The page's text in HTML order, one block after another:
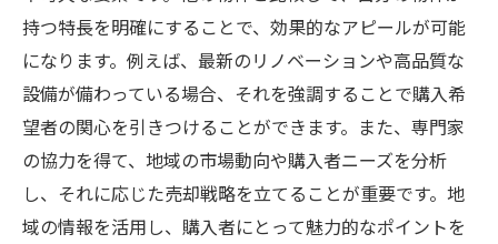
持つ特長を明確にすることで、効果的なアピールが可能
になります。例えば、最新のリノベーションや高品質な
設備が備わっている場合、それを強調することで購入希
望者の関心を引きつけることができます。また、専門家
の協力を得て、地域の市場動向や購入者ニーズを分析
し、それに応じた売却戦略を立てることが重要です。地
域の情報を活用し、購入者にとって魅力的なポイントを